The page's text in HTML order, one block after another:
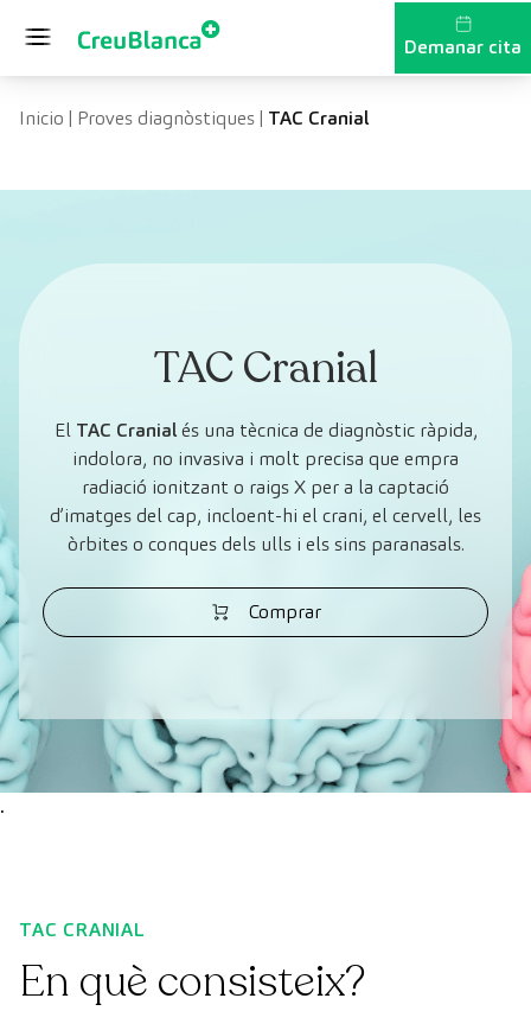
Demanar cita
Inicio | Proves diagnòstiques| TAC Cranial
TAC Cranial
El TAC Cranialés una tècnica de diagnòstic ràpida,
indolora, no invasiva i molt precisa que empra
radiació ionitzant o raigs X per a la captació
d’imatges del cap, incloent-hi el crani, el cervell, les
òrbites o conques dels ulls i els sins paranasals.
Comprar
.
TAC CRANIAL
En què consisteix?